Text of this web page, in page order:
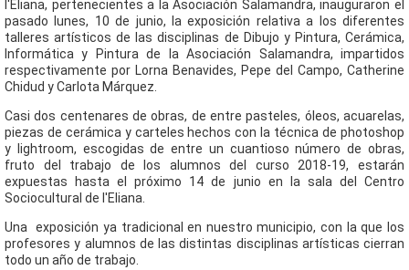
l'Eliana, pertenecientes a la Asociación Salamandra, inauguraron el
pasado lunes, 10 de junio, la exposición relativa a los diferentes
talleres artísticos de las disciplinas de Dibujo y Pintura, Cerámica,
Informática y Pintura de la Asociación Salamandra, impartidos
respectivamente por Lorna Benavides, Pepe del Campo, Catherine
Chidud y Carlota Márquez.
Casi dos centenares de obras, de entre pasteles, óleos, acuarelas,
piezas de cerámica y carteles hechos con la técnica de photoshop
y lightroom, escogidas de entre un cuantioso número de obras,
fruto del trabajo de los alumnos del curso 2018-19, estarán
expuestas hasta el próximo 14 de junio en la sala del Centro
Sociocultural de l'Eliana.
Una exposición ya tradicional en nuestro municipio, con la que los
profesores y alumnos de las distintas disciplinas artísticas cierran
todo un año de trabajo.